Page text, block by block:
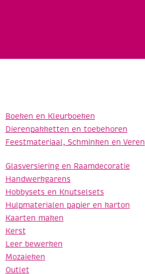
Boeken en Kleurboeken
Dierenpakketten en toebehoren
Feestmateriaal, Schminken en Veren
Glasversiering en Raamdecoratie
Handwerkgarens
Hobbysets en Knutselsets
Hulpmaterialen papier en karton
Kaarten maken
Kerst
Leer bewerken
Mozaieken
Outlet